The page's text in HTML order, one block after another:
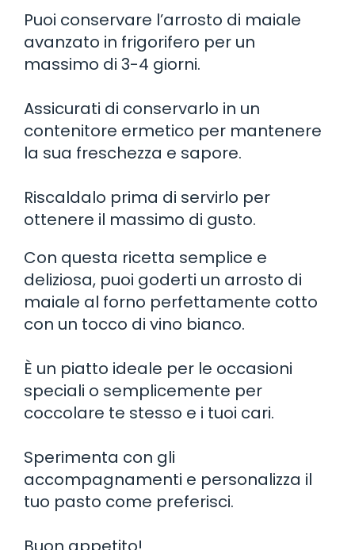
Puoi conservare l’arrosto di maiale
avanzato in frigorifero per un
massimo di 3-4 giorni.
Assicurati di conservarlo in un
contenitore ermetico per mantenere
la sua freschezza e sapore.
Riscaldalo prima di servirlo per
ottenere il massimo di gusto.
Con questa ricetta semplice e
deliziosa, puoi goderti un arrosto di
maiale al forno perfettamente cotto
con un tocco di vino bianco.
È un piatto ideale per le occasioni
speciali o semplicemente per
coccolare te stesso e i tuoi cari.
Sperimenta con gli
accompagnamenti e personalizza il
tuo pasto come preferisci.